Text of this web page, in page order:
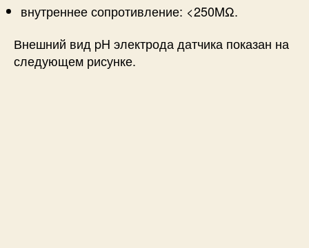
внутреннее сопротивление: <250MΩ.
Внешний вид pH электрода датчика показан на
следующем рисунке.